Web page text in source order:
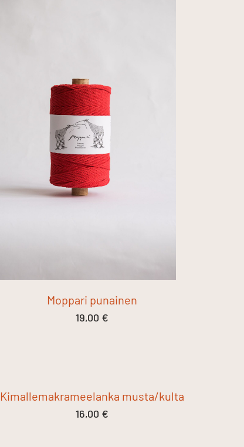
Moppari punainen
19,00 €
Kimallemakrameelanka musta/kulta
16,00 €